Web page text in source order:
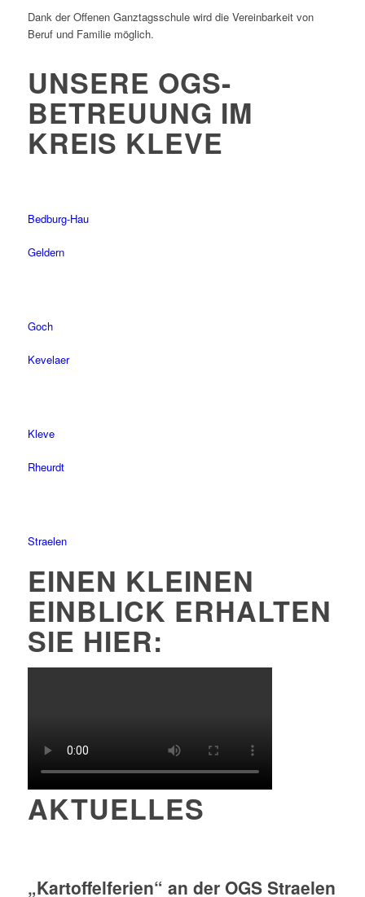
Dank der Offenen Ganztagsschule wird die Vereinbarkeit von
Beruf und Familie möglich.
UNSERE OGS-
BETREUUNG IM
KREIS KLEVE
Bedburg-Hau
Geldern
Goch
Kevelaer
Kleve
Rheurdt
Straelen
EINEN KLEINEN
EINBLICK ERHALTEN
SIE HIER:
AKTUELLES
„Kartoffelferien“ an der OGS Straelen